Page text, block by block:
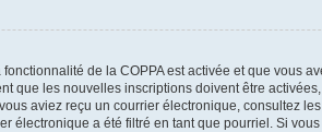
de la COPPA est activée et que vous
les nouvelles inscriptions doivent être
aviez reçu un courrier électronique, consultez
a été filtré en tant que pourriel. Si